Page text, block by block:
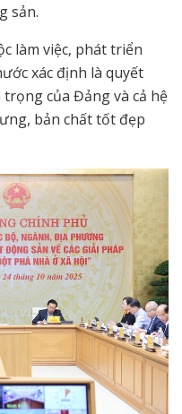
sản.
làm việc, phát triển
xác định là quyết
của Đảng và cả hệ
bản chất tốt đẹp